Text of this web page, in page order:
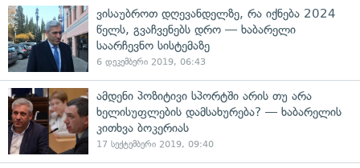
ვისაუბროთ დღევანდელზე, რა იქნება 2024
წელს, გვაჩვენებს დრო — ხაბარელი
საარჩევნო სისტემაზე
6 დეკემბერი 2019, 06:43
ამდენი პოზიტივი სპორტში არის თუ არა
ხელისუფლების დამსახურება? — ხაბარელის
კითხვა ბოკერიას
17 სექტემბერი 2019, 09:40